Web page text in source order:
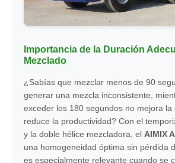
Importancia de la Duración
Mezclado
¿Sabías que mezclar menos de 90
generar una mezcla inconsistente,
exceder los 180 segundos no mejora la
reduce la productividad? Con el
y la doble hélice mezcladora, el AIMIX
una homogeneidad óptima sin pérdida
es especialmente relevante cuando se